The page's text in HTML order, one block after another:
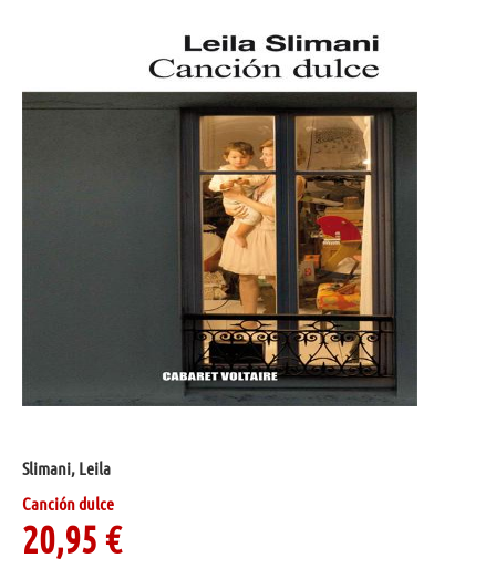
Slimani, Leila
Canción dulce
20,95 €